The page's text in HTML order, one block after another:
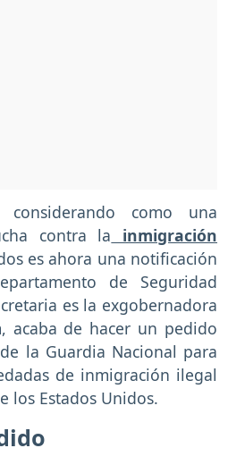
como una
contra la inmigración
es ahora una notificación
de Seguridad
es la exgobernadora
acaba de hacer un pedido
la Guardia Nacional para
de inmigración ilegal
los Estados Unidos.